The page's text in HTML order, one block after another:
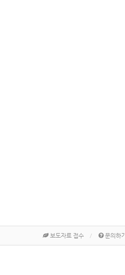
보도자료 접수 문의하기